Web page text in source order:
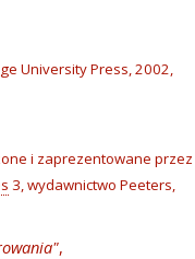
University Press, 2002,
i zaprezentowane przez
3, wydawnictwo Peeters,
,